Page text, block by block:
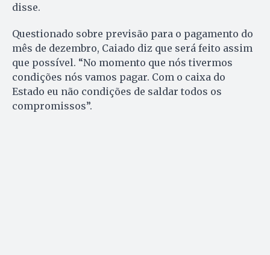
disse.
Questionado sobre previsão para o pagamento do
mês de dezembro, Caiado diz que será feito assim
que possível. “No momento que nós tivermos
condições nós vamos pagar. Com o caixa do
Estado eu não condições de saldar todos os
compromissos”.